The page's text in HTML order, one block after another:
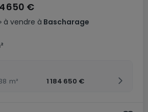
à vendre à Bascharage
650 €
m² 1 184 650 €